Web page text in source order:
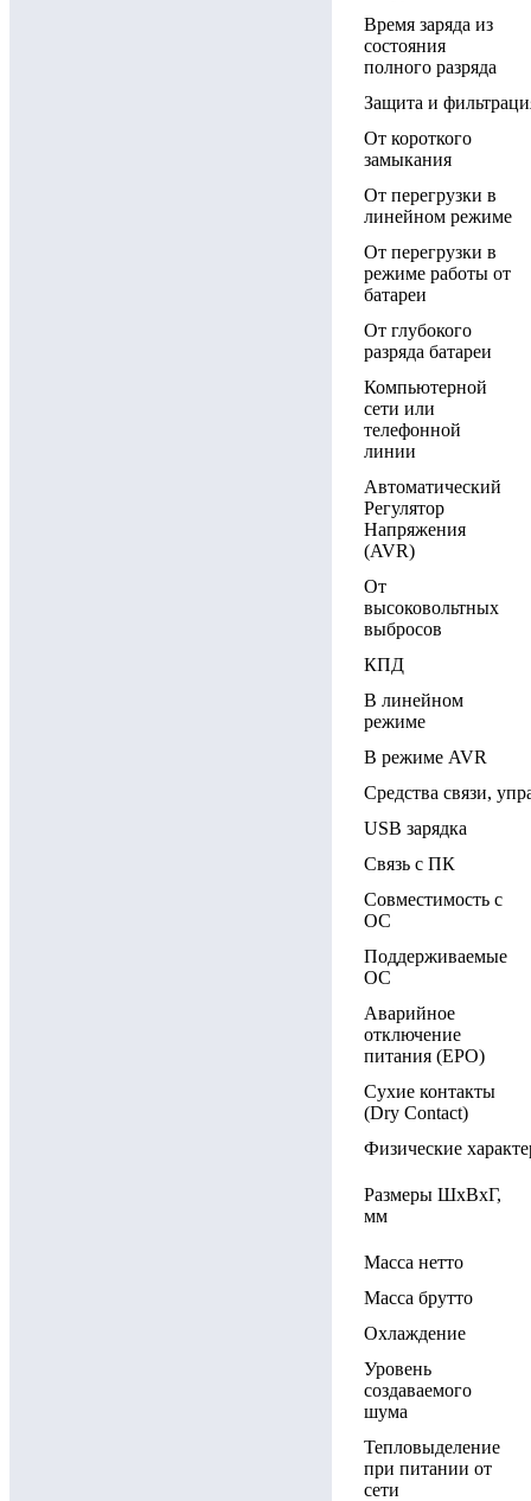
Время заряда из
состояния
полного разряда
Защита и
От короткого
замыкания
От перегрузки в
линейном режиме
От перегрузки в
режиме работы от
батареи
От глубокого
разряда батареи
Компьютерной
сети или
телефонной
линии
Автоматический
Регулятор
Напряжения
(AVR)
От
высоковольтных
выбросов
КПД
В линейном
режиме
В режиме AVR
Средства связи,
USB зарядка
Связь с ПК
Совместимость с
ОС
Поддерживаемые
ОС
Аварийное
отключение
питания (EPO)
Сухие контакты
(Dry Contact)
Физические
Размеры ШxВxГ,
мм
Масса нетто
Масса брутто
Охлаждение
Уровень
создаваемого
шума
Тепловыделение
при питании от
сети